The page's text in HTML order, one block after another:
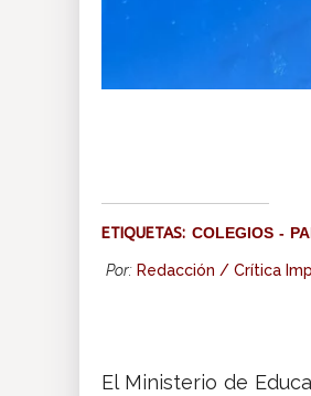
ETIQUETAS: COLEGIOS
Por: Redacción / Crítica
El Ministerio de